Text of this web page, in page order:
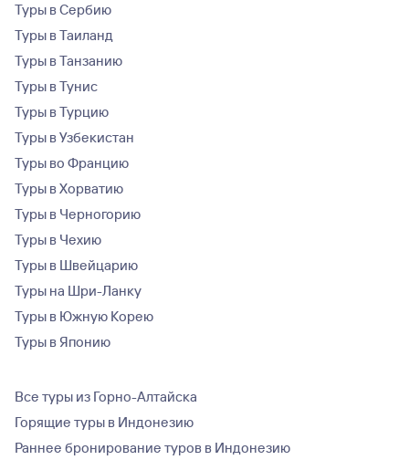
Туры в Сербию
Туры в Таиланд
Туры в Танзанию
Туры в Тунис
Туры в Турцию
Туры в Узбекистан
Туры во Францию
Туры в Хорватию
Туры в Черногорию
Туры в Чехию
Туры в Швейцарию
Туры на Шри-Ланку
Туры в Южную Корею
Туры в Японию
Все туры из Горно-Алтайска
Горящие туры в Индонезию
Раннее бронирование туров в Индонезию